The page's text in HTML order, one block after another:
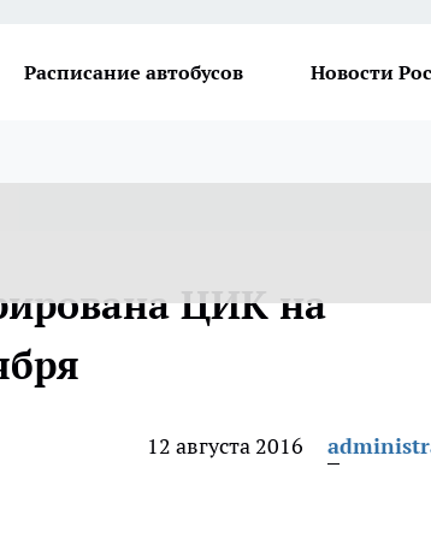
Расписание автобусов Новости
ЦИК на
12 августа 2016